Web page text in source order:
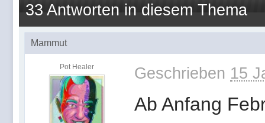
33 Antworten in diesem Thema
Mammut
Pot Healer Geschrieben 15
Ab Anfang